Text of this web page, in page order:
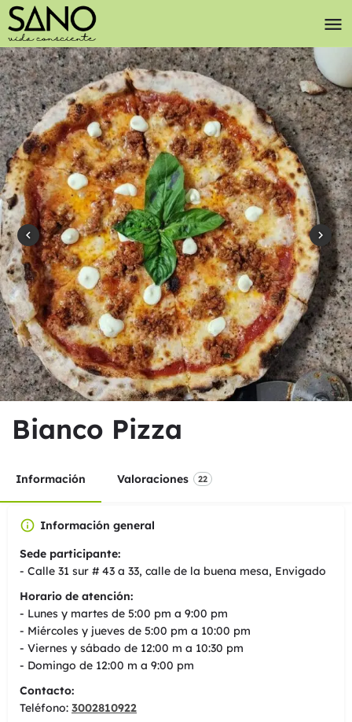
Bianco Pizza
Información Valoraciones 22
Información general
Sede participante:
- Calle 31 sur # 43 a 33, calle de la buena mesa, Envigado
Horario de atención:
- Lunes y martes de 5:00 pm a 9:00 pm
- Miércoles y jueves de 5:00 pm a 10:00 pm
- Viernes y sábado de 12:00 m a 10:30 pm
- Domingo de 12:00 m a 9:00 pm
Contacto:
Teléfono: 3002810922